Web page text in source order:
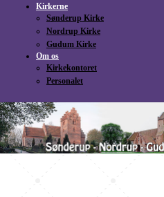
Kirkerne
Sønderup Kirke
Nordrup Kirke
Gudum Kirke
Om os
Kirkekontoret
Personalet